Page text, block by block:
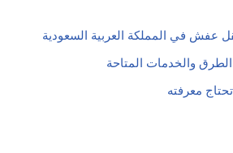
عفش في المملكة العربية السعودية
والخدمات المتاحة
معرفته